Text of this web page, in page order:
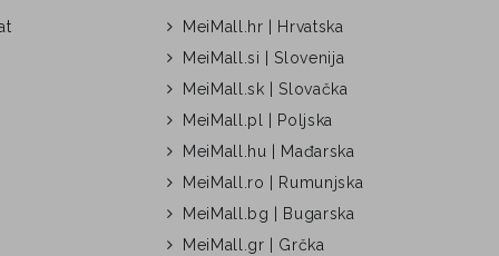
MeiMall.hr | Hrvatska
MeiMall.si | Slovenija
MeiMall.sk | Slovačka
MeiMall.pl | Poljska
MeiMall.hu | Mađarska
MeiMall.ro | Rumunjska
MeiMall.bg | Bugarska
MeiMall.gr | Grčka